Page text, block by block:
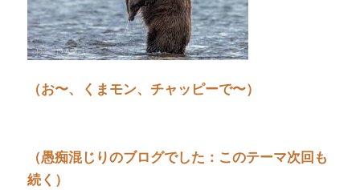
（お〜、くまモン、チャッピーで〜）
（愚痴混じりのブログでした：このテーマ次回も
続く）